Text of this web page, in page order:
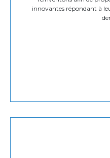
innovantes répondant à